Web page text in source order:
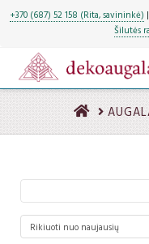
+370 (687) 52 158 (Rita, savininkė) |
Šilutės
HOME